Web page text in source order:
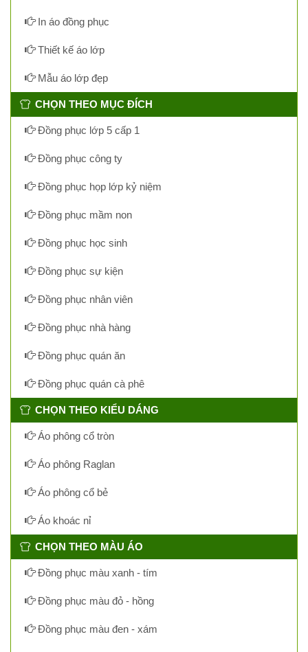
In áo đồng phục
Thiết kế áo lớp
Mẫu áo lớp đẹp
CHỌN THEO MỤC ĐÍCH
Đồng phục lớp 5 cấp 1
Đồng phục công ty
Đồng phục họp lớp kỷ niệm
Đồng phục mầm non
Đồng phục học sinh
Đồng phục sự kiện
Đồng phục nhân viên
Đồng phục nhà hàng
Đồng phục quán ăn
Đồng phục quán cà phê
CHỌN THEO KIỂU DÁNG
Áo phông cổ tròn
Áo phông Raglan
Áo phông cổ bẻ
Áo khoác nỉ
CHỌN THEO MÀU ÁO
Đồng phục màu xanh - tím
Đồng phục màu đỏ - hồng
Đồng phục màu đen - xám